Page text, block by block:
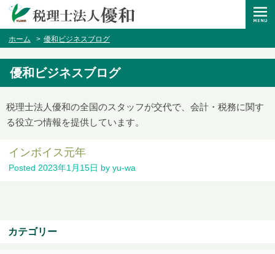
ホーム 優和ビジネスブログ
優和ビジネスブログ
税理士法人優和の全国のスタッフが交代で、会計・税務に関す
る役立つ情報を提供しています。
インボイス元年
Posted 2023年1月15日 by yu-wa
カテゴリー